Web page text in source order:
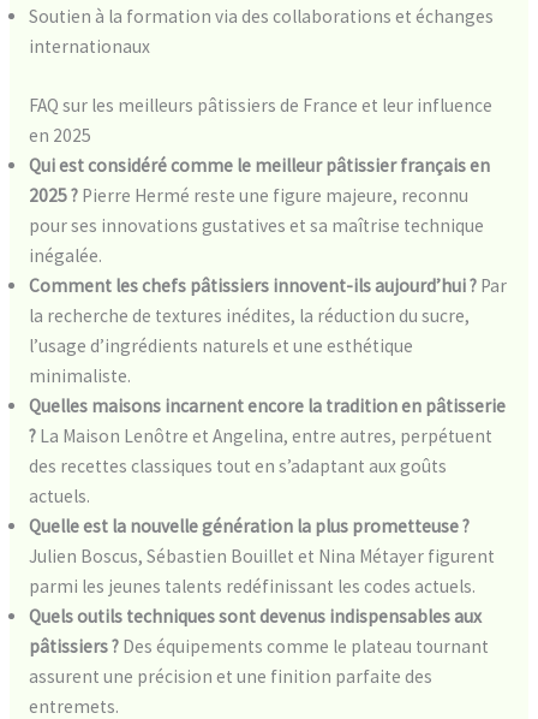
Soutien à la formation via des collaborations et échanges
internationaux
FAQ sur les meilleurs pâtissiers de France et leur influence
en 2025
Qui est considéré comme le meilleur pâtissier français en
2025 ?Pierre Hermé reste une figure majeure, reconnu
pour ses innovations gustatives et sa maîtrise technique
inégalée.
Comment les chefs pâtissiers innovent-ils aujourd’hui ?Par
la recherche de textures inédites, la réduction du sucre,
l’usage d’ingrédients naturels et une esthétique
minimaliste.
Quelles maisons incarnent encore la tradition en pâtisserie
?La Maison Lenôtre et Angelina, entre autres, perpétuent
des recettes classiques tout en s’adaptant aux goûts
actuels.
Quelle est la nouvelle génération la plus prometteuse ?
Julien Boscus, Sébastien Bouillet et Nina Métayer figurent
parmi les jeunes talents redéfinissant les codes actuels.
Quels outils techniques sont devenus indispensables aux
pâtissiers ?Des équipements comme le plateau tournant
assurent une précision et une finition parfaite des
entremets.